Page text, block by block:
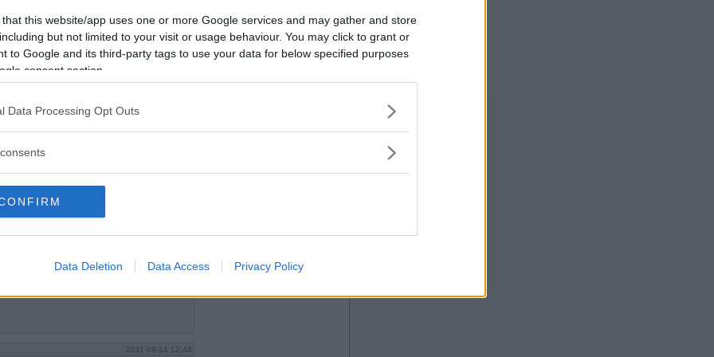
that this website/app uses one or more Google services and may gather and store
but not limited to your visit or usage behaviour. You may click to grant or
to Google and its third-party tags to use your data for below specified purposes
consent section.
Data Processing Opt Outs
Data Deletion Data Access Privacy Policy
2011-09-13 12:18
göra mig rik.
2011-09-14 12:48
Vill du bli
medlem?